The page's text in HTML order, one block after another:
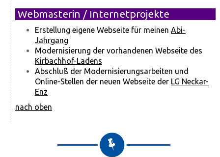
Webmasterin / Internetprojekte
Erstellung eigene Webseite für meinen Abi-
Jahrgang
Modernisierung der vorhandenen Webseite des
Kirbachhof-Ladens
Abschluß der Modernisierungsarbeiten und
Online-Stellen der neuen Webseite der LG Neckar-
Enz
nach oben